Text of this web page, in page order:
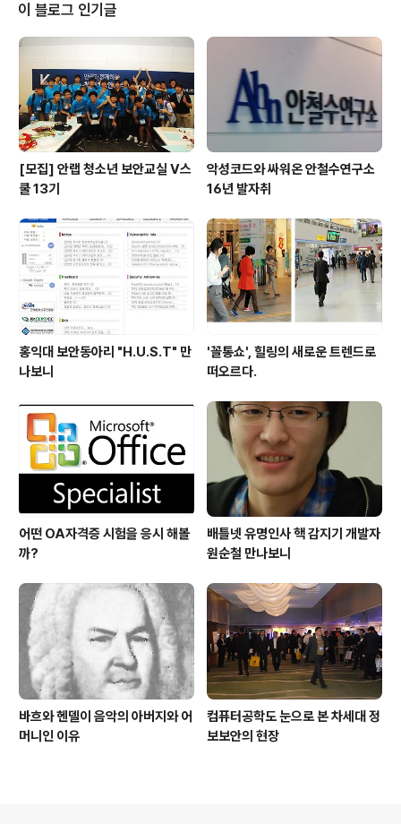
이미(VAIMI) 대표 서정민, 안철수연구소 CEO 김홍선, 국
립발레단 수석 무용수 김주원, PAMG 대표 컨설턴트 박세
정, 그리고 구글코리아의 김태원 씨까지 한국에서, 아니 세
일깨워주기 위해 모였다. (1) 나비형 인간이 돼라 아프리카
의 말라..
이 블로그 인기글
[모집] 안랩 청소년 보안교실 V스
쿨 13기
악성코드와 싸워온 안철수연구소
16년 발자취
홍익대 보안동아리 "H.U.S.T" 만
나보니
'꼴통쇼', 힐링의 새로운 트렌드로
떠오르다.
어떤 OA자격증 시험을 응시 해볼
까?
배틀넷 유명인사 핵 감지기 개발자
원순철 만나보니
바흐와 헨델이 음악의 아버지와 어
머니인 이유
컴퓨터공학도 눈으로 본 차세대 정
보보안의 현장